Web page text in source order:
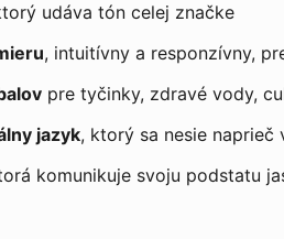
udáva tón celej značke
, intuitívny a responzívny,
pre tyčinky, zdravé vody,
jazyk, ktorý sa nesie
komunikuje svoju podstatu